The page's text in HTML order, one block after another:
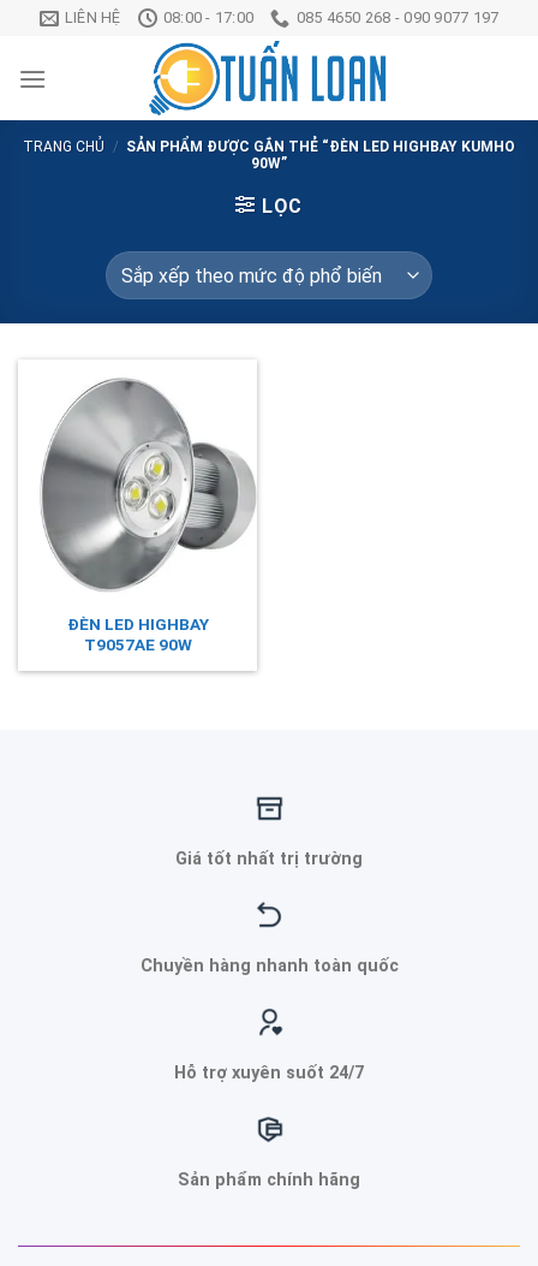
Chuyển
nội
LIÊN HỆ 08:00 - 17:00 085 4650 268 - 090 9077 197
TRANG CHỦ / SẢN PHẨM ĐƯỢC GẮN THẺ “ĐÈN LED HIGHBAY KUMHO
90W”
LỌC
ĐÈN LED HIGHBAY
T9057AE 90W
Giá tốt nhất trị trường
Chuyền hàng nhanh toàn quốc
Hỗ trợ xuyên suốt 24/7
Sản phẩm chính hãng